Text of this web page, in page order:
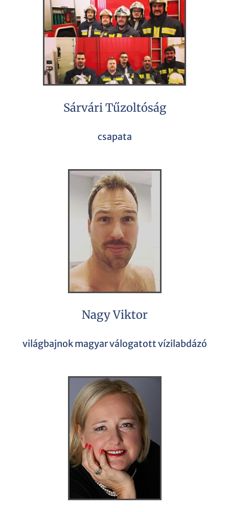
Sárvári Tűzoltóság
csapata
Nagy Viktor
világbajnok magyar válogatott vízilabdázó